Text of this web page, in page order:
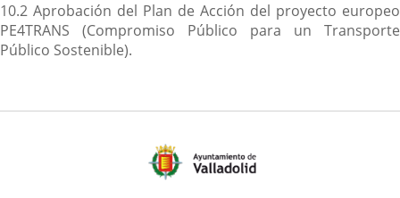
10.2 Aprobación del Plan de Acción del proyecto europeo
PE4TRANS (Compromiso Público para un Transporte
Público Sostenible).